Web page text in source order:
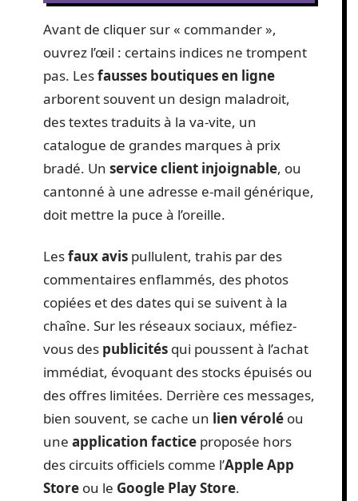
Avant de cliquer sur « commander »,
ouvrez l’œil : certains indices ne trompent
pas. Lesfausses boutiques en ligne
arborent souvent un design maladroit,
des textes traduits à la va-vite, un
catalogue de grandes marques à prix
bradé. Un service client injoignable, ou
cantonné à une adresse e-mail générique,
doit mettre la puce à l’oreille.
Lesfaux avis pullulent, trahis par des
commentaires enflammés, des photos
copiées et des dates qui se suivent à la
chaîne. Sur les réseaux sociaux, méfiez-
vous des publicités qui poussent à l’achat
immédiat, évoquant des stocks épuisés ou
des offres limitées. Derrière ces messages,
bien souvent, se cache un lien vérolé ou
une application factice proposée hors
des circuits officiels comme l’Apple App
Store ou le Google Play Store.